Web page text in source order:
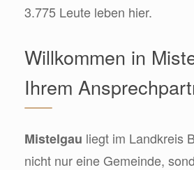
3.775 Leute leben hier.
Willkommen in
Ihrem
Mistelgau liegt im Landkreis
nicht nur eine Gemeinde,